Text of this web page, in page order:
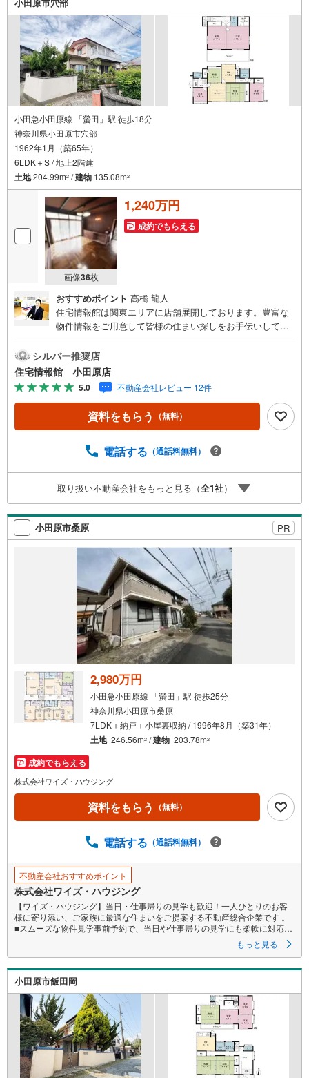
小田急小田原線 「螢田」駅 徒歩18分
神奈川県小田原市穴部
1962年1月（築65年）
6LDK＋S / 地上2階建
土地204.99m2 /建物 135.08m2
画像36枚
1,240万円
成約でもらえる
おすすめポイント 高橋 龍人
住宅情報館は関東エリアに店舗展開しております。豊富な
物件情報をご用意して皆様の住まい探しをお手伝いしてお
さい。住宅ローン相談会も同時開催中無理のない住宅ロー
ンの試算やご購入の際にかかる諸費用の概算も行っており
ます。しっかりとした資金計画のアドバイスをさせて頂き
ますので、お気軽にご相談ください。
シルバー推奨店
住宅情報館 小田原店
5.0 不動産会社レビュー 12件
資料をもらう （無料）
電話する （通話料無料）
取り扱い不動産会社をもっと見る（全1社）
小田原市桑原 PR
2,980万円
小田急小田原線 「螢田」駅 徒歩25分
神奈川県小田原市桑原
7LDK＋納戸＋小屋裏収納 / 1996年8月（築31年）
土地 246.56m2 /建物 203.78m2
成約でもらえる
株式会社ワイズ・ハウジング
資料をもらう （無料）
電話する （通話料無料）
不動産会社おすすめポイント
株式会社ワイズ・ハウジング
【ワイズ・ハウジング】当日・仕事帰りの見学も歓迎！一人ひとりのお客
様に寄り添い、ご家族に最適な住まいをご提案する不動産総合企業です 。
■スムーズな物件見学事前予約で、当日や仕事帰りの見学にも柔軟に対応い
たします。現地や店舗での待ち合わせ、最寄駅・周辺施設での合流、ご
※鍵の手配が必要な場合や、居住中の物件は即日対応が難しい場合もござい
ます 。お早めにお問い合わせください。
■ネット非公開情報もご紹介事前にご希望の「広さ・価格・エリア」や住み
替えのきっかけをお聞かせいただければ、ネット掲載不可の限定情報
や、新規公開予定の物件資料も併せてご用意いたします。
■安心の資金計画・売却サポート将来の金銭的な不安には、提携ファイナン
シャルプランナー（FP）がライフプランに合わせた資金計画をお答えし
ます 。また、購入だけでなく、将来の住み替えやご売却の相談まで長期的
にサポートいたします。
営業時間（9:00～18:00）はお電話が繋がりやすくなっております。人気物
件は早期終了の可能性があるため、お早めにお問い合わせください！
もっと見る
小田原市飯田岡